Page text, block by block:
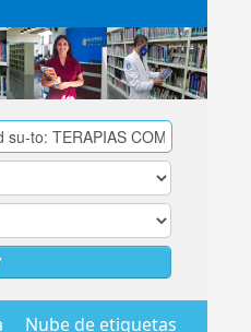
Nube de etiquetas